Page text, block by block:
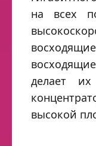
на всех
делает
высокой